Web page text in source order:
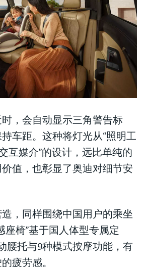
，会自动显示三角警告标
车距。这种将灯光从“照明工
互媒介”的设计，远比单纯的
值，也彰显了奥迪对细节安
，同样围绕中国用户的乘坐
座椅”基于国人体型专属定
腰托与9种模式按摩功能，有
疲劳感。